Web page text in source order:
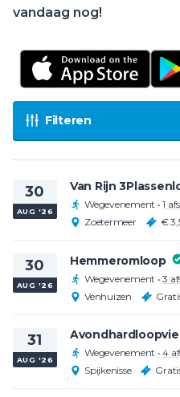
vandaag nog!
Filteren
30
AUG '26
Van Rijn
Wegevenement •1
Zoetermeer
€
30
AUG '26
Hemmeromloop
Wegevenement •3
Venhuizen
31
AUG '26
Wegevenement •4
Spijkenisse